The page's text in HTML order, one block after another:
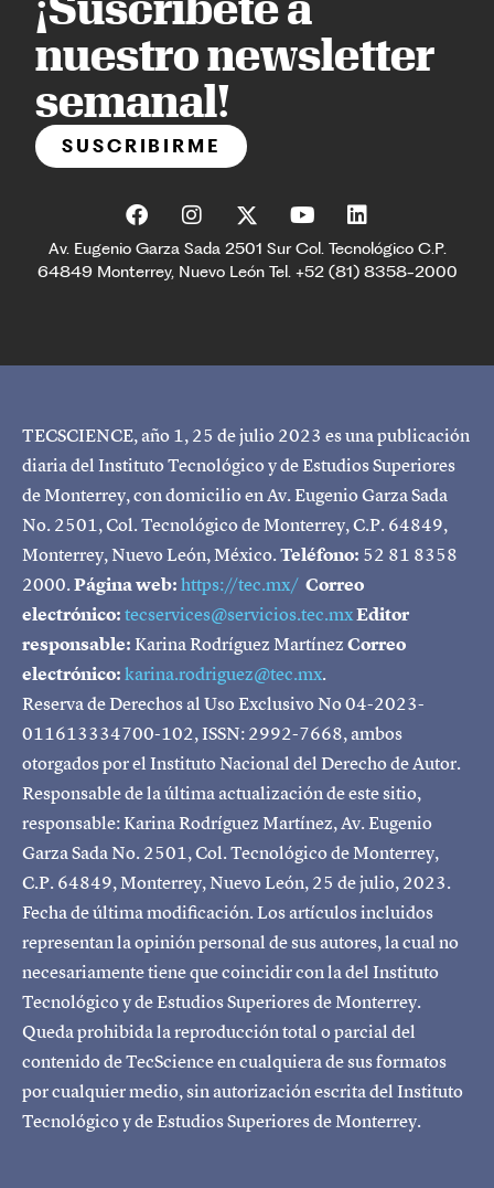
nuestro newsletter
semanal!
SUSCRIBIRME
Av. Eugenio Garza Sada 2501 Sur Col. Tecnológico C.P.
64849 Monterrey, Nuevo León Tel. +52 (81) 8358-2000
TECSCIENCE, año 1, 25 de julio 2023 es una publicación
diaria del Instituto Tecnológico y de Estudios Superiores
de Monterrey, con domicilio en Av. Eugenio Garza Sada
No. 2501, Col. Tecnológico de Monterrey, C.P. 64849,
Monterrey, Nuevo León, México.Teléfono: 52 81 8358
2000.Página web:https://tec.mx/ Correo
electrónico:tecservices@servicios.tec.mxEditor
responsable:Karina Rodríguez MartínezCorreo
electrónico:karina.rodriguez@tec.mx.
Reserva de Derechos al Uso Exclusivo No 04-2023-
011613334700-102, ISSN: 2992-7668, ambos
otorgados por el Instituto Nacional del Derecho de Autor.
Responsable de la última actualización de este sitio,
responsable: Karina Rodríguez Martínez, Av. Eugenio
Garza Sada No. 2501, Col. Tecnológico de Monterrey,
C.P. 64849, Monterrey, Nuevo León, 25 de julio, 2023.
Fecha de última modificación. Los artículos incluidos
representan la opinión personal de sus autores, la cual no
necesariamente tiene que coincidir con la del Instituto
Tecnológico y de Estudios Superiores de Monterrey.
Queda prohibida la reproducción total o parcial del
contenido de TecScience en cualquiera de sus formatos
por cualquier medio, sin autorización escrita del Instituto
Tecnológico y de Estudios Superiores de Monterrey.